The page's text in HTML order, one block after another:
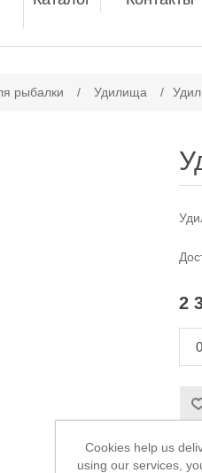
рыбалки / Удилища /
2
Cookies help us
using our services,